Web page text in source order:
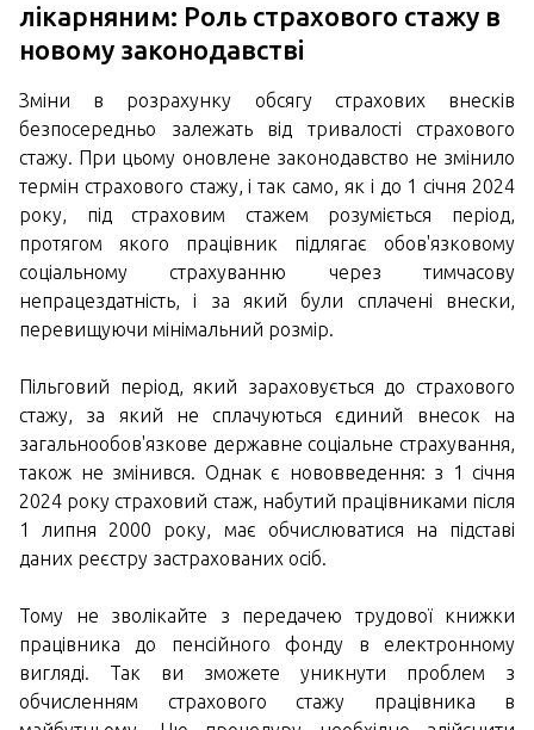
лікарняним: Роль страхового стажу в
новому законодавстві
Зміни в розрахунку обсягу страхових внесків
безпосередньо залежать від тривалості страхового
стажу. При цьому оновлене законодавство не змінило
термін страхового стажу, і так само, як і до 1 січня 2024
року, під страховим стажем розуміється період,
протягом якого працівник підлягає обов'язковому
соціальному страхуванню через тимчасову
непрацездатність, і за який були сплачені внески,
перевищуючи мінімальний розмір.
Пільговий період, який зараховується до страхового
стажу, за який не сплачуються єдиний внесок на
загальнообов'язкове державне соціальне страхування,
також не змінився. Однак є нововведення: з 1 січня
2024 року страховий стаж, набутий працівниками після
1 липня 2000 року, має обчислюватися на підставі
даних реєстру застрахованих осіб.
Тому не зволікайте з передачею трудової книжки
працівника до пенсійного фонду в електронному
вигляді. Так ви зможете уникнути проблем з
обчисленням страхового стажу працівника в